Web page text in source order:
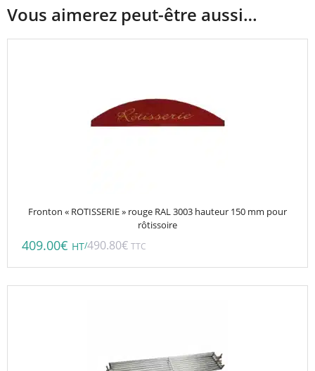
Vous aimerez peut-être aussi…
Fronton « ROTISSERIE » rouge RAL 3003 hauteur 150 mm pour
rôtissoire
409.00€ HT/490.80€ TTC